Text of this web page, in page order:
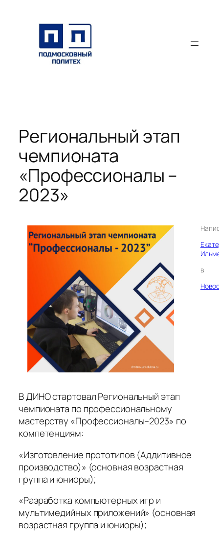
содержимому
Региональный этап
чемпионата
«Профессионалы –
2023»
в
В ДИНО стартовал Региональный этап
чемпионата по профессиональному
мастерству «Профессионалы–2023» по
компетенциям:
«Изготовление прототипов (Аддитивное
производство)» (основная возрастная
группа и юниоры);
«Разработка компьютерных игр и
мультимедийных приложений» (основная
возрастная группа и юниоры);